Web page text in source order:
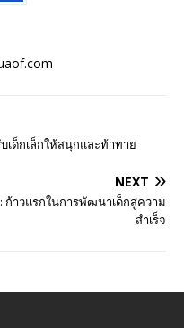
ด็กเล็กให้สนุกและท้าทาย
NEXT
าวแรกในการพัฒนาเด็กสู่ความ
สำเร็จ